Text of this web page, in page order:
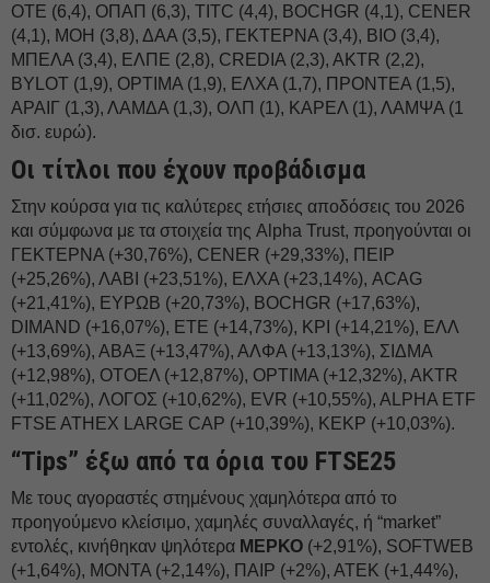
ΟΤΕ (6,4), ΟΠΑΠ (6,3), TITC (4,4), BOCHGR (4,1), CENER
(4,1), ΜΟΗ (3,8), ΔΑΑ (3,5), ΓΕΚΤΕΡΝΑ (3,4), BIO (3,4),
ΜΠΕΛΑ (3,4), ΕΛΠΕ (2,8), CREDIA (2,3), AKTR (2,2),
BYLOT (1,9), OPTIMA (1,9), ΕΛΧΑ (1,7), ΠΡΟΝΤΕΑ (1,5),
ΑΡΑΙΓ (1,3), ΛΑΜΔΑ (1,3), ΟΛΠ (1), ΚΑΡΕΛ (1), ΛΑΜΨΑ (1
δισ. ευρώ).
Οι τίτλοι που έχουν προβάδισμα
Στην κούρσα για τις καλύτερες ετήσιες αποδόσεις του 2026
και σύμφωνα με τα στοιχεία της Alpha Trust, προηγούνται οι
ΓΕΚΤΕΡΝΑ (+30,76%), CENER (+29,33%), ΠΕΙΡ
(+25,26%), ΛΑΒΙ (+23,51%), ΕΛΧΑ (+23,14%), ACAG
(+21,41%), ΕΥΡΩΒ (+20,73%), BOCHGR (+17,63%),
DIMAND (+16,07%), ΕΤΕ (+14,73%), ΚΡΙ (+14,21%), ΕΛΛ
(+13,69%), ΑΒΑΞ (+13,47%), ΑΛΦΑ (+13,13%), ΣΙΔΜΑ
(+12,98%), ΟΤΟΕΛ (+12,87%), OPTIMA (+12,32%), AKTR
(+11,02%), ΛΟΓΟΣ (+10,62%), EVR (+10,55%), ALPHA ETF
FTSE ATHEX LARGE CAP (+10,39%), ΚΕΚΡ (+10,03%).
“Tips” έξω από τα όρια του FTSE25
Με τους αγοραστές στημένους χαμηλότερα από το
προηγούμενο κλείσιμο, χαμηλές συναλλαγές, ή “market”
εντολές, κινήθηκαν ψηλότερα ΜΕΡΚΟ (+2,91%), SOFTWEB
(+1,64%), ΜΟΝΤΑ (+2,14%), ΠΑΙΡ (+2%), ΑΤΕΚ (+1,44%),